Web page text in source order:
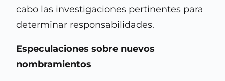
cabo las investigaciones pertinentes para
determinar responsabilidades.
Especulaciones sobre nuevos
nombramientos